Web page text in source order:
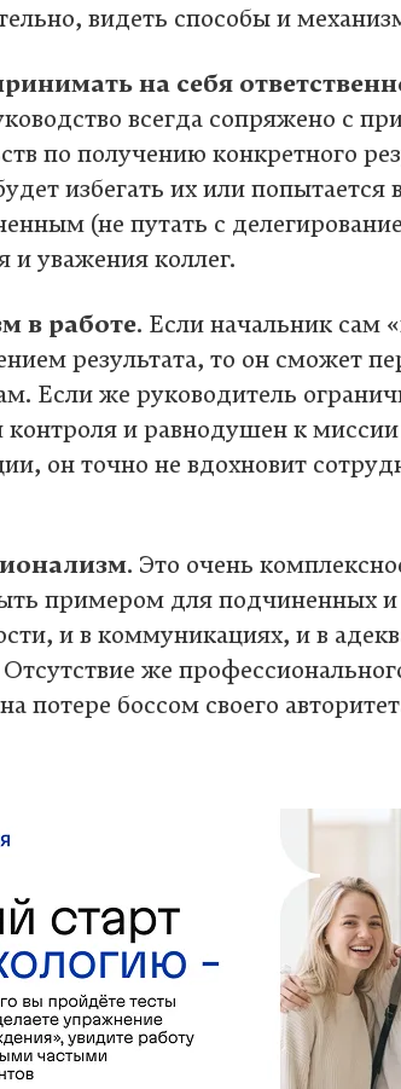
видеть способы и
на себя
всегда сопряжено с
по получению конкретного
избегать их или попытается
(не путать с
и уважения коллег.
в работе. Если начальник сам
результата, то он сможет
Если же руководитель
и равнодушен к
он точно не вдохновит
. Это очень
примером для подчиненных и
и в коммуникациях, и в
же
потере боссом своего